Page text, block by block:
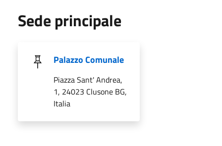
Sede principale
Palazzo Comunale
Piazza Sant' Andrea,
1, 24023 Clusone BG,
Italia